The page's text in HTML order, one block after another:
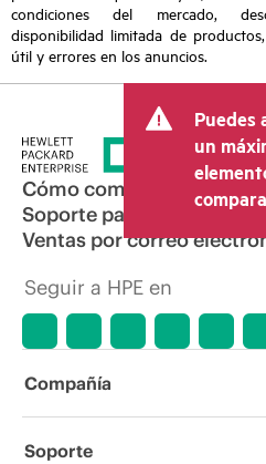
condiciones del mercado,
disponibilidad limitada de
útil y errores en los anuncios.
Puedes
un
Cómo comprar
Soporte para productos
Ventas por correo
Seguir a HPE en
Compañía
Acerca de HPE
Soporte